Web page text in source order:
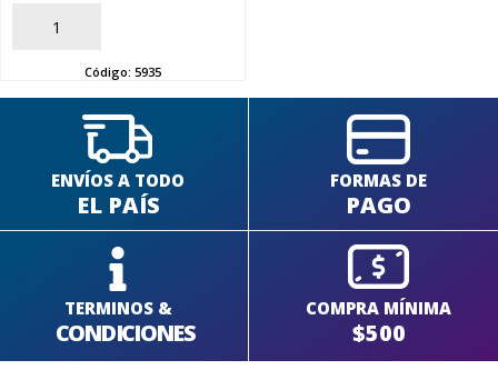
AÑADIR
Código: 5935
ENVÍOS A TODO
EL PAÍS
FORMAS DE
PAGO
TERMINOS &
CONDICIONES
COMPRA MÍNIMA
$500